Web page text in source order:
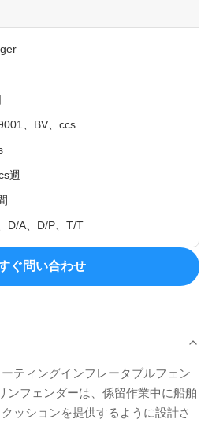
、BV、ccs
週
D/A、D/P、T/T
ぐ問い合わせ
ティングインフレータブルフェン
ンフェンダーは、係留作業中に船舶
ッションを提供するように設計さ